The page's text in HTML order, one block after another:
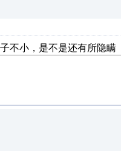
不小，是不是还有所隐瞒